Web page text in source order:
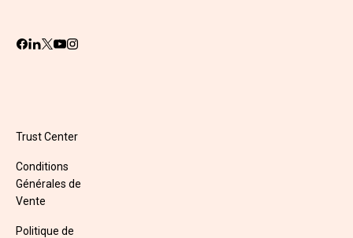
Trust Center
Conditions
Générales de
Vente
Politique de